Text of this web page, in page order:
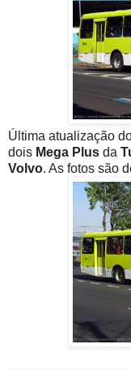
Última atualização
dois Mega Plus da
Volvo. As fotos são